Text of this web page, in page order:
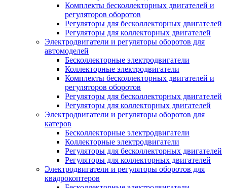
Комплекты бесколлекторных двигателей и
регуляторов оборотов
Регуляторы для бесколлекторных двигателей
Регуляторы для коллекторных двигателей
Электродвигатели и регуляторы оборотов для
автомоделей
Бесколлекторные электродвигатели
Коллекторные электродвигатели
Комплекты бесколлекторных двигателей и
регуляторов оборотов
Регуляторы для бесколлекторных двигателей
Регуляторы для коллекторных двигателей
Электродвигатели и регуляторы оборотов для
катеров
Бесколлекторные электродвигатели
Коллекторные электродвигатели
Регуляторы для бесколлекторных двигателей
Регуляторы для коллекторных двигателей
Электродвигатели и регуляторы оборотов для
квадрокоптеров